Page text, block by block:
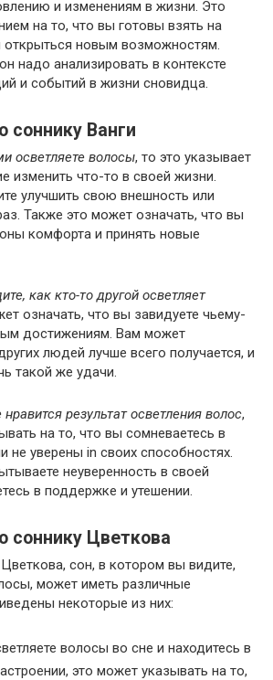
и изменениям в жизни. Это
на то, что вы готовы взять на
открыться новым возможностям.
надо анализировать в контексте
и событий в жизни сновидца.
соннику Ванги
осветляете волосы, то это указывает
изменить что-то в своей жизни.
улучшить свою внешность или
Также это может означать, что вы
комфорта и принять новые
как кто-то другой осветляет
означать, что вы завидуете чьему-
достижениям. Вам может
людей лучше всего получается, и
такой же удачи.
результат осветления волос,
на то, что вы сомневаетесь в
не уверены in своих способностях.
неуверенность в своей
в поддержке и утешении.
соннику Цветкова
сон, в котором вы видите,
может иметь различные
некоторые из них:
волосы во сне и находитесь в
это может указывать на то,